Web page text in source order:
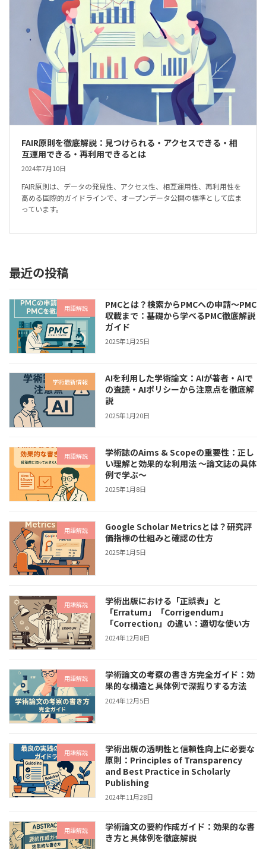
FAIR原則を徹底解説：見つけられる・アクセスできる・相
互運用できる・再利用できるとは
2024年7月10日
FAIR原則は、データの発見性、アクセス性、相互運用性、再利用性を
高める国際的ガイドラインで、オープンデータ公開の標準として広ま
っています。
最近の投稿
用語解説
PMCとは？検索からPMCへの申請～PMC
収載まで：基礎から学べるPMC徹底解説
ガイド
2025年1月25日
学術最新情報
AIを利用した学術論文：AIが著者・AIで
の査読・AIポリシーから注意点を徹底解
説
2025年1月20日
用語解説
学術誌のAims & Scopeの重要性：正し
い理解と効果的な利用法 〜論文誌の具体
例で学ぶ〜
2025年1月8日
用語解説
Google Scholar Metricsとは？研究評
価指標の仕組みと確認の仕方
2025年1月5日
用語解説
学術出版における「正誤表」と
「Erratum」「Corrigendum」
「Correction」の違い：適切な使い方
2024年12月8日
用語解説
学術論文の考察の書き方完全ガイド：効
果的な構造と具体例で深掘りする方法
2024年12月5日
用語解説
学術出版の透明性と信頼性向上に必要な
原則：Principles of Transparency
and Best Practice in Scholarly
Publishing
2024年11月28日
用語解説
学術論文の要約作成ガイド：効果的な書
き方と具体例を徹底解説